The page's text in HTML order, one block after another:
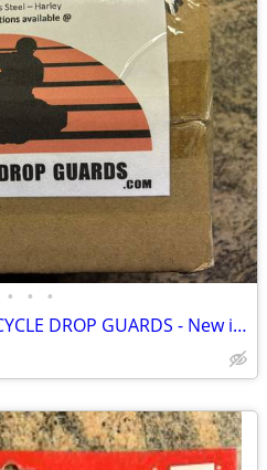
• • •
Harley Davidson MOTORCYCLE DROP GUARDS - New in Box